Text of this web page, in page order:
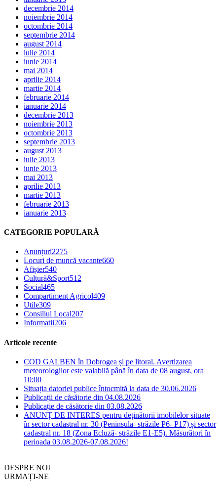
decembrie 2014
noiembrie 2014
octombrie 2014
septembrie 2014
august 2014
iulie 2014
iunie 2014
mai 2014
aprilie 2014
martie 2014
februarie 2014
ianuarie 2014
decembrie 2013
noiembrie 2013
octombrie 2013
septembrie 2013
august 2013
iulie 2013
iunie 2013
mai 2013
aprilie 2013
martie 2013
februarie 2013
ianuarie 2013
CATEGORIE POPULARĂ
Anunțuri2275
Locuri de muncă vacante660
Afișier540
Cultură&Sport512
Social465
Compartiment Agricol409
Utile309
Consiliul Local207
Informatii206
Articole recente
COD GALBEN în Dobrogea și pe litoral. Avertizarea
meteorologilor este valabilă până în data de 08 august, ora
10:00
Situația datoriei publice întocmită la data de 30.06.2026
Publicații de căsătorie din 04.08.2026
Publicație de căsătorie din 03.08.2026
ANUNȚ DE INTERES pentru deținătorii imobilelor situate
în sector cadastral nr. 30 (Peninsula- străzile P6- P17) și sector
cadastral nr. 18 (Zona Ecluză- străzile E1-E5). Măsurători în
perioada 03.08.2026-07.08.2026!
DESPRE NOI
URMAȚI-NE